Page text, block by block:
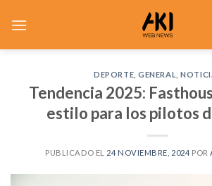
DEPORTE ,GENERAL ,
Tendencia 2025:
estilo para los pilotos
PUBLICADO EL 24 NOVIEMBRE, 2024 POR